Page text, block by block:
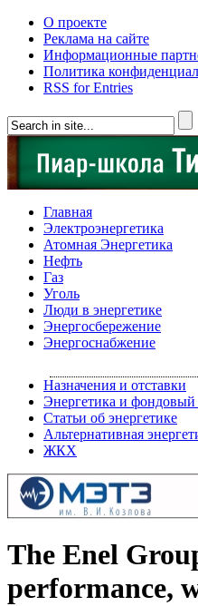
О проекте
Реклама на сайте
Информационные
Политика
RSS for Entries
Главная
Электроэнергетика
Атомная Энергетика
Нефть
Газ
Уголь
Люди в энергетике
Энергосбережение
Энергоснабжение
Назначения и отставки
Энергетика и
Статьи об энергетике
Альтернативная
ЖКХ
The Enel
performance,